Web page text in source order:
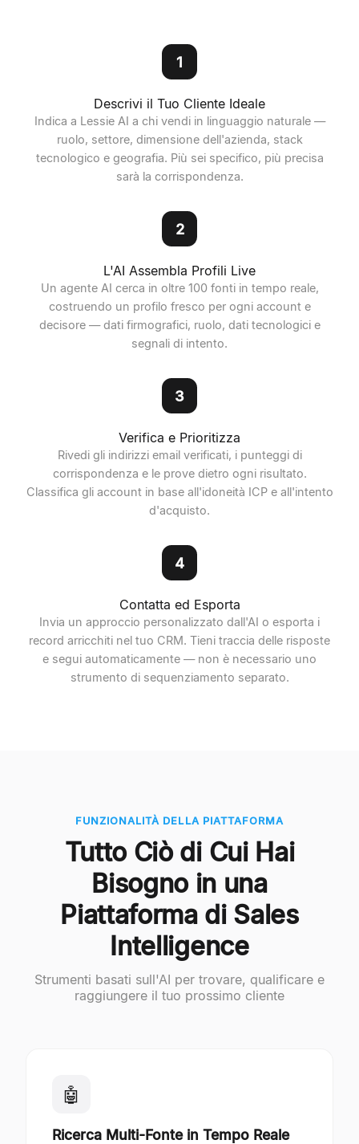
1
Descrivi il Tuo Cliente Ideale
Indica a Lessie AI a chi vendi in linguaggio naturale —
ruolo, settore, dimensione dell'azienda, stack
tecnologico e geografia. Più sei specifico, più precisa
sarà la corrispondenza.
2
L'AI Assembla Profili Live
Un agente AI cerca in oltre 100 fonti in tempo reale,
costruendo un profilo fresco per ogni account e
decisore — dati firmografici, ruolo, dati tecnologici e
segnali di intento.
3
Verifica e Prioritizza
Rivedi gli indirizzi email verificati, i punteggi di
corrispondenza e le prove dietro ogni risultato.
Classifica gli account in base all'idoneità ICP e all'intento
d'acquisto.
4
Contatta ed Esporta
Invia un approccio personalizzato dall'AI o esporta i
record arricchiti nel tuo CRM. Tieni traccia delle risposte
e segui automaticamente — non è necessario uno
strumento di sequenziamento separato.
FUNZIONALITÀ DELLA PIATTAFORMA
Tutto Ciò di Cui Hai
Bisogno in una
Piattaforma di Sales
Intelligence
Strumenti basati sull'AI per trovare, qualificare e
raggiungere il tuo prossimo cliente
🤖
Ricerca Multi-Fonte in Tempo Reale